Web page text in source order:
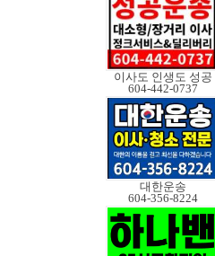
이사도 인생도 성공
604-442-0737
대한운송
604-356-8224